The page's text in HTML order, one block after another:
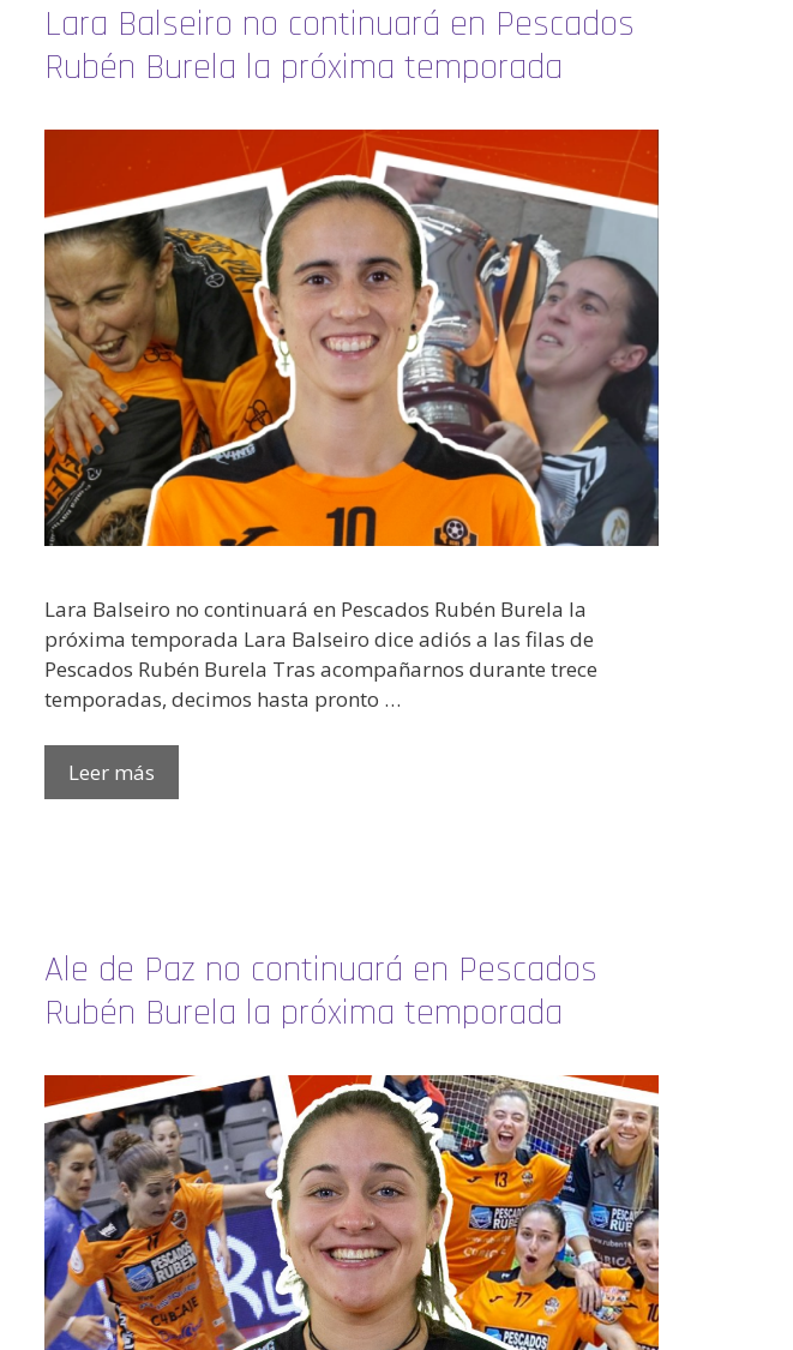
Lara Balseiro no continuará en Pescados
Rubén Burela la próxima temporada
Lara Balseiro no continuará en Pescados Rubén Burela la
próxima temporada Lara Balseiro dice adiós a las filas de
Pescados Rubén Burela Tras acompañarnos durante trece
temporadas, decimos hasta pronto …
Leer más
Ale de Paz no continuará en Pescados
Rubén Burela la próxima temporada